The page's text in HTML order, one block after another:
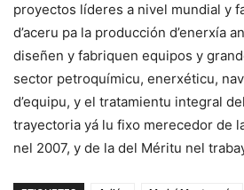
proyectos líderes a nivel mundial y
d’aceru pa la producción d’enerxía
diseñen y fabriquen equipos y
sector petroquímicu, enerxéticu,
d’equipu, y el tratamientu integral
trayectoria yá lu fixo merecedor de
nel 2007, y de la del Méritu nel